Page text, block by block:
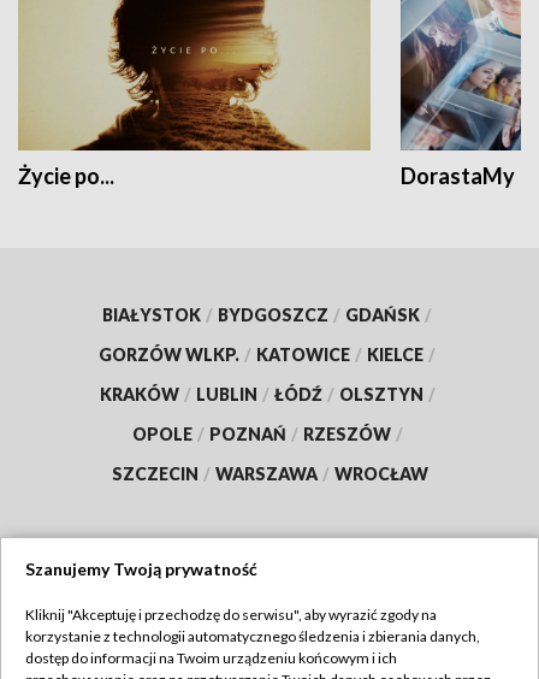
Życie po... DorastaMy
BIAŁYSTOK / BYDGOSZCZ / GDAŃSK /
GORZÓW WLKP. / KATOWICE / KIELCE /
KRAKÓW / LUBLIN / ŁÓDŹ / OLSZTYN /
OPOLE / POZNAŃ / RZESZÓW /
SZCZECIN / WARSZAWA / WROCŁAW
TVP
Szanujemy Twoją prywatność
Kliknij "Akceptuję i przechodzę do serwisu", aby wyrazić zgody na
korzystanie z technologii automatycznego śledzenia i zbierania danych,
dostęp do informacji na Twoim urządzeniu końcowym i ich